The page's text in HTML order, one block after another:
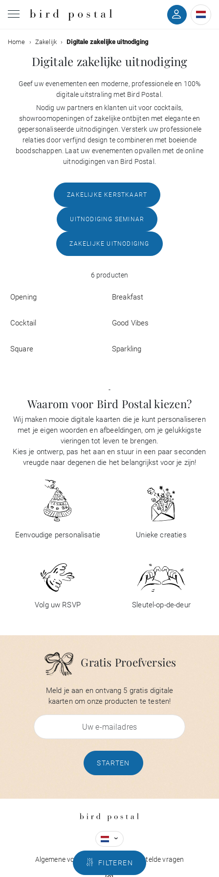
Bruiloft
Communie
Rouw
Home Zakelijk Digitale zakelijke uitnodiging
Digitale zakelijke uitnodiging
Geef uw evenementen een moderne, professionele en 100%
digitale uitstraling met Bird Postal.
Nodig uw partners en klanten uit voor cocktails,
showroomopeningen of zakelijke ontbijten met elegante en
gepersonaliseerde uitnodigingen. Versterk uw professionele
relaties door verfijnd design te combineren met boeiende
boodschappen. Laat uw evenementen opvallen met de online
uitnodigingen van Bird Postal.
ZAKELIJKE KERSTKAART
UITNODIGING SEMINAR
ZAKELIJKE UITNODIGING
FILTEREN
6 producten
Opening Breakfast
Cocktail Good Vibes
Square Sparkling
-
Filteren
Kleuren
Stijlen
Met
Waarom voor Bird Postal kiezen?
Wij maken mooie digitale kaarten die je kunt personaliseren
met je eigen woorden en afbeeldingen, om je gelukkigste
vieringen tot leven te brengen.
Kies je ontwerp, pas het aan en stuur in een paar seconden
vreugde naar degenen die het belangrijkst voor je zijn!
Eenvoudige personalisatie Unieke creaties
Volg uw RSVP Sleutel-op-de-deur
Gratis Proefversies
Meld je aan en ontvang 5 gratis digitale
kaarten om onze producten te testen!
STARTEN
Algemene voorwaarden Meest gestelde vragen